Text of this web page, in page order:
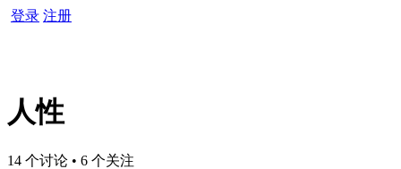
登录 注册
人性
14 个讨论 • 6 个关注